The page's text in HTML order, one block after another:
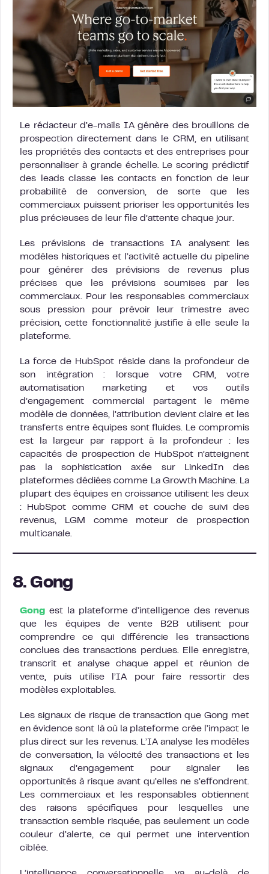
Le rédacteur d’e-mails IA génère des brouillons de
prospection directement dans le CRM, en utilisant
les propriétés des contacts et des entreprises pour
personnaliser à grande échelle. Le scoring prédictif
des leads classe les contacts en fonction de leur
probabilité de conversion, de sorte que les
commerciaux puissent prioriser les opportunités les
plus précieuses de leur file d’attente chaque jour.
Les prévisions de transactions IA analysent les
modèles historiques et l’activité actuelle du pipeline
pour générer des prévisions de revenus plus
précises que les prévisions soumises par les
commerciaux. Pour les responsables commerciaux
sous pression pour prévoir leur trimestre avec
précision, cette fonctionnalité justifie à elle seule la
plateforme.
La force de HubSpot réside dans la profondeur de
son intégration : lorsque votre CRM, votre
automatisation marketing et vos outils
d’engagement commercial partagent le même
modèle de données, l’attribution devient claire et les
transferts entre équipes sont fluides. Le compromis
est la largeur par rapport à la profondeur : les
capacités de prospection de HubSpot n’atteignent
pas la sophistication axée sur LinkedIn des
plateformes dédiées comme La Growth Machine. La
plupart des équipes en croissance utilisent les deux
: HubSpot comme CRM et couche de suivi des
revenus, LGM comme moteur de prospection
multicanale.
8. Gong
Gong est la plateforme d’intelligence des revenus
que les équipes de vente B2B utilisent pour
comprendre ce qui différencie les transactions
conclues des transactions perdues. Elle enregistre,
transcrit et analyse chaque appel et réunion de
vente, puis utilise l’IA pour faire ressortir des
modèles exploitables.
Les signaux de risque de transaction que Gong met
en évidence sont là où la plateforme crée l’impact le
plus direct sur les revenus. L’IA analyse les modèles
de conversation, la vélocité des transactions et les
signaux d’engagement pour signaler les
opportunités à risque avant qu’elles ne s’effondrent.
Les commerciaux et les responsables obtiennent
des raisons spécifiques pour lesquelles une
transaction semble risquée, pas seulement un code
couleur d’alerte, ce qui permet une intervention
ciblée.